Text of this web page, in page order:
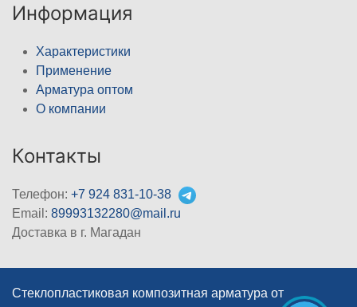
Информация
Характеристики
Применение
Арматура оптом
О компании
Контакты
Телефон: +7 924 831-10-38
Email: 89993132280@mail.ru
Доставка в г. Магадан
Стеклопластиковая композитная арматура от